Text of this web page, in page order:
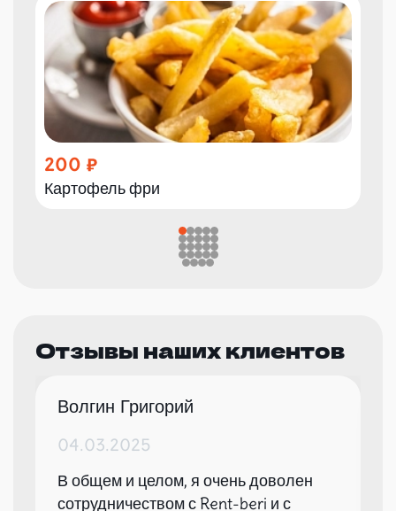
200
Картофель фри
Отзывы наших клиентов
Волгин Григорий
04.03.2025
В общем и целом, я очень доволен
сотрудничеством с Rent-beri и с